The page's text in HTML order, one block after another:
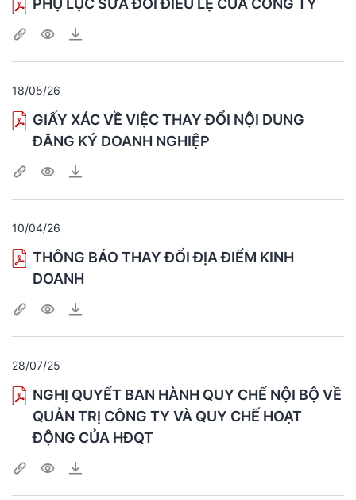
PHỤ LỤC SỬA ĐỔI ĐIỀU LỆ CỦA CÔNG TY
18/05/26
GIẤY XÁC VỀ VIỆC THAY ĐỔI NỘI DUNG
ĐĂNG KÝ DOANH NGHIỆP
10/04/26
THÔNG BÁO THAY ĐỔI ĐỊA ĐIỂM KINH
DOANH
28/07/25
NGHỊ QUYẾT BAN HÀNH QUY CHẾ NỘI BỘ VỀ
QUẢN TRỊ CÔNG TY VÀ QUY CHẾ HOẠT
ĐỘNG CỦA HĐQT